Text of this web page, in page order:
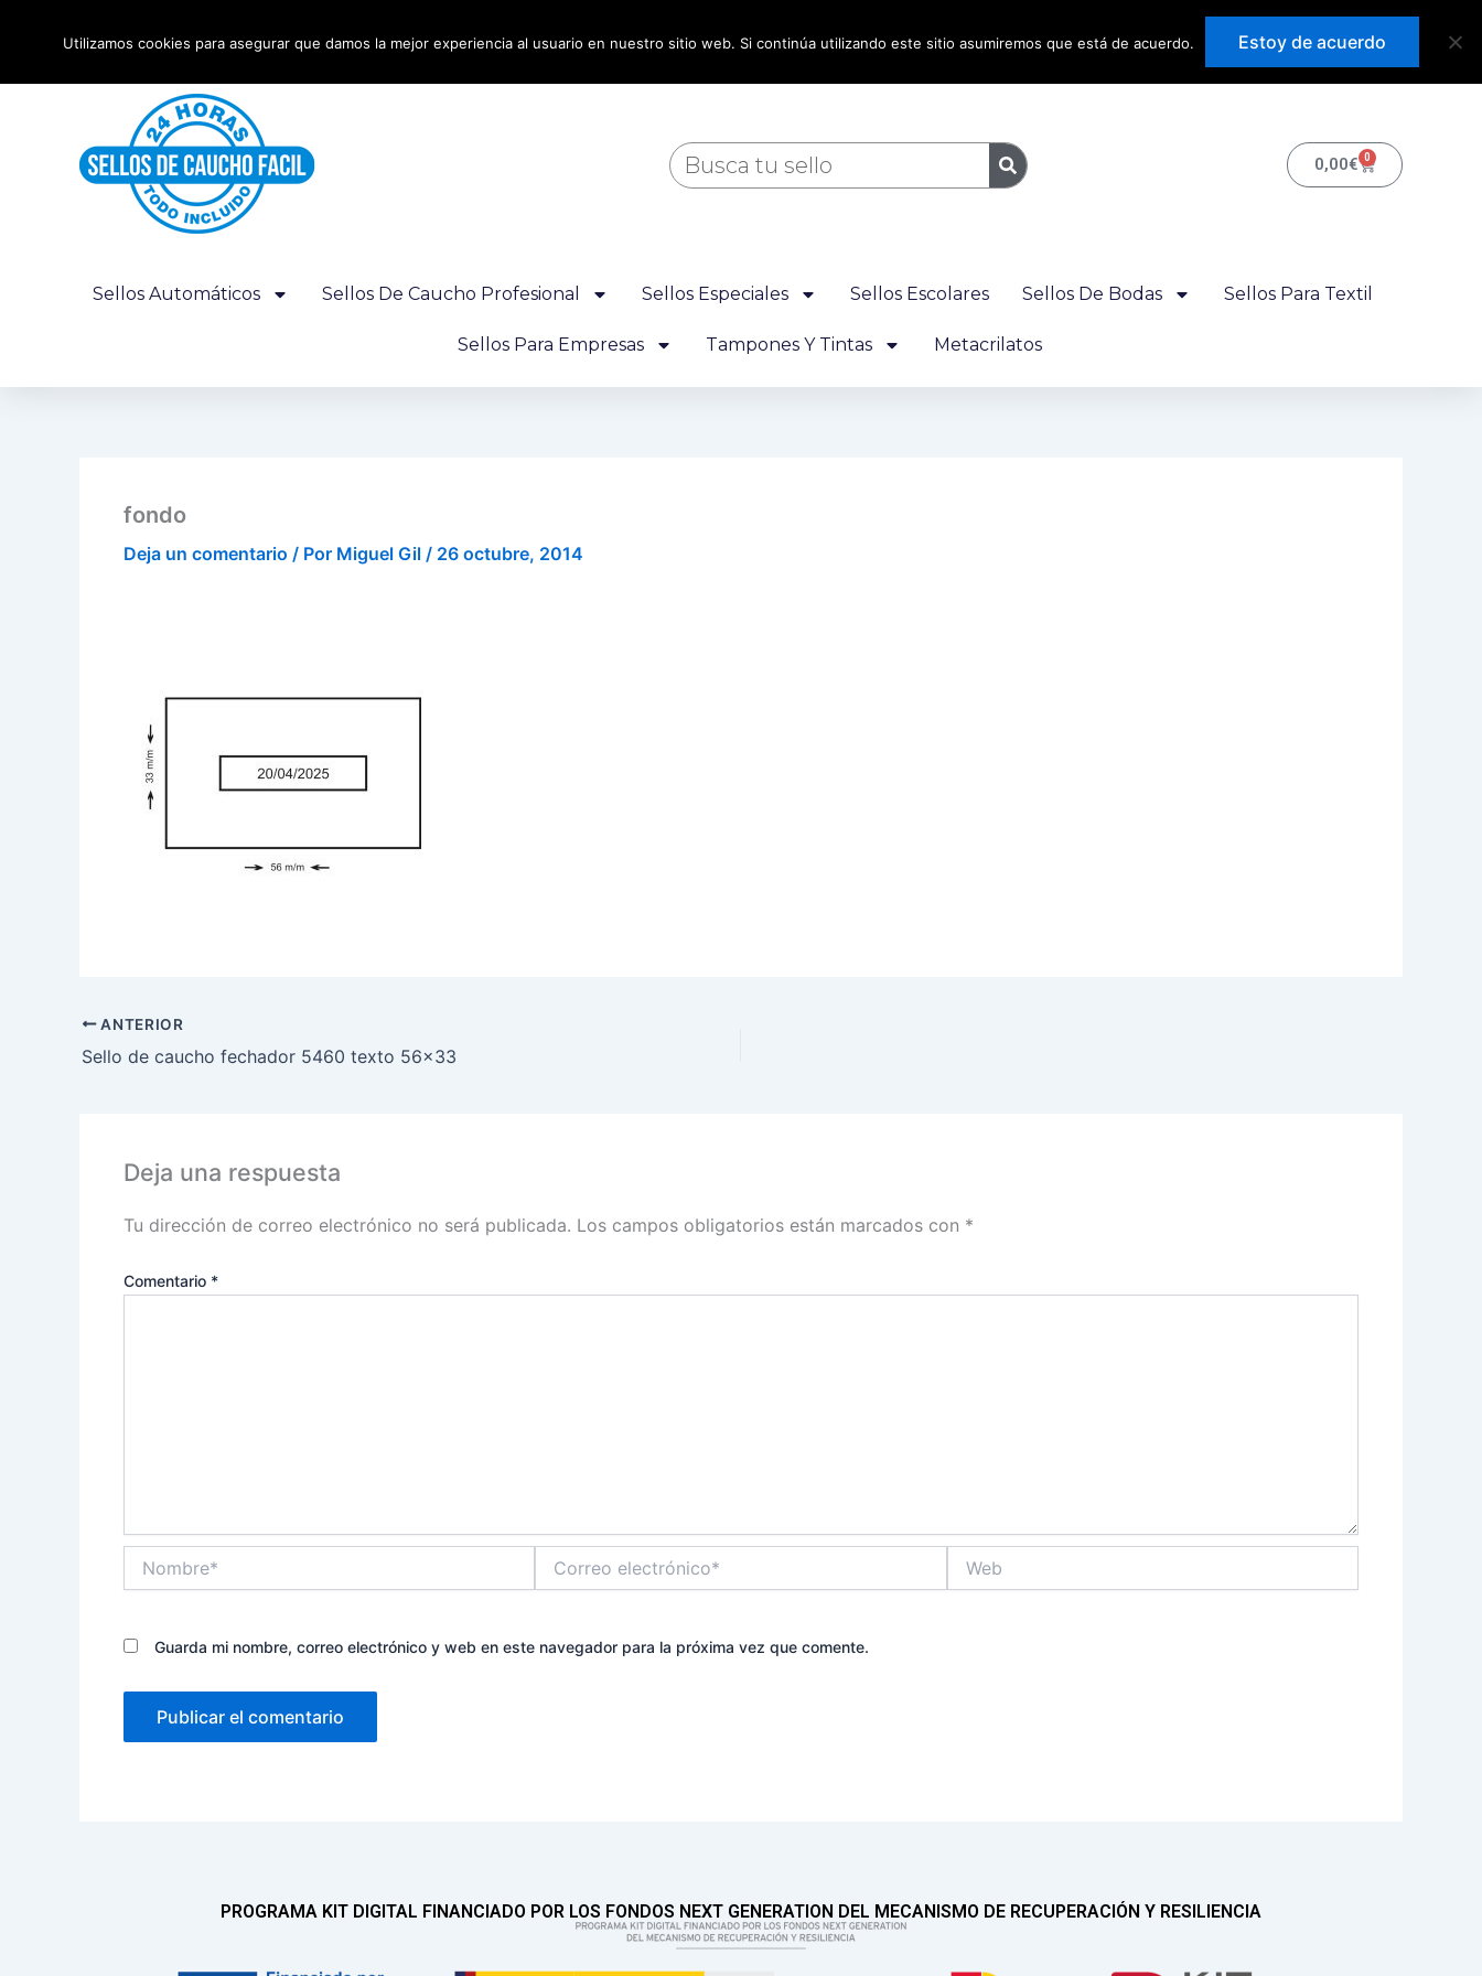
incluido
Buscar
0,00€ 0
Carrito
Sellos Automáticos Sellos De Caucho Profesional Sellos Especiales Sellos Escolares Sellos De Bodas Sellos Para Textil
Sellos Para Empresas Tampones Y Tintas Metacrilatos
fondo
Deja un comentario / Por Miguel Gil / 26 octubre, 2014
ANTERIOR
Sello de caucho fechador 5460 texto 56×33
Deja una respuesta
Tu dirección de correo electrónico no será publicada. Los campos obligatorios están marcados con *
Comentario *
electrónico*
Guarda mi nombre, correo electrónico y web en este navegador para la próxima vez que comente.
PROGRAMA KIT DIGITAL FINANCIADO POR LOS FONDOS NEXT GENERATION DEL MECANISMO DE RECUPERACIÓN Y RESILIENCIA
Utilizamos cookies para asegurar que damos la mejor experiencia al usuario en nuestro sitio web. Si continúa utilizando este sitio asumiremos que está de acuerdo. Estoy de acuerdo